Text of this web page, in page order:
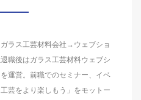
ラス工芸材料会社→ウェブショ
職後はガラス工芸材料ウェブシ
運営。前職でのセミナー、イベ
芸をより楽しもう」をモットー